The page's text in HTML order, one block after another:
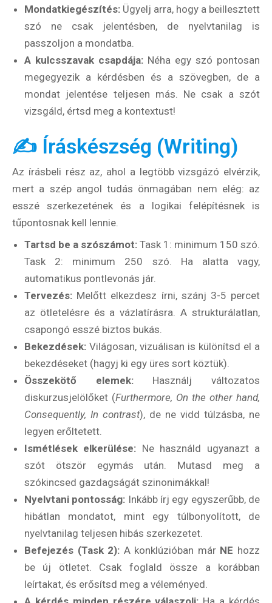
Mondatkiegészítés: Ügyelj arra, hogy a beillesztett
szó ne csak jelentésben, de nyelvtanilag is
passzoljon a mondatba.
A kulcsszavak csapdája: Néha egy szó pontosan
megegyezik a kérdésben és a szövegben, de a
mondat jelentése teljesen más. Ne csak a szót
vizsgáld, értsd meg a kontextust!
✍️ Íráskészség (Writing)
Az írásbeli rész az, ahol a legtöbb vizsgázó elvérzik,
mert a szép angol tudás önmagában nem elég: az
esszé szerkezetének és a logikai felépítésnek is
tűpontosnak kell lennie.
Tartsd be a szószámot: Task 1: minimum 150 szó.
Task 2: minimum 250 szó. Ha alatta vagy,
automatikus pontlevonás jár.
Tervezés: Melőtt elkezdesz írni, szánj 3-5 percet
az ötletelésre és a vázlatírásra. A strukturálatlan,
csapongó esszé biztos bukás.
Bekezdések: Világosan, vizuálisan is különítsd el a
bekezdéseket (hagyj ki egy üres sort köztük).
Összekötő elemek:Használj változatos
diskurzusjelölőket (Furthermore, On the other hand,
Consequently, In contrast), de ne vidd túlzásba, ne
legyen erőltetett.
Ismétlések elkerülése: Ne használd ugyanazt a
szót ötször egymás után. Mutasd meg a
szókincsed gazdagságát szinonimákkal!
Nyelvtani pontosság: Inkább írj egy egyszerűbb, de
hibátlan mondatot, mint egy túlbonyolított, de
nyelvtanilag teljesen hibás szerkezetet.
Befejezés (Task 2): A konklúzióban már NE hozz
be új ötletet. Csak foglald össze a korábban
leírtakat, és erősítsd meg a véleményed.